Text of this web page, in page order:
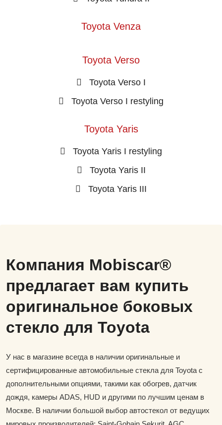
Toyota Venza
Toyota Verso
Toyota Verso I
Toyota Verso I restyling
Toyota Yaris
Toyota Yaris I restyling
Toyota Yaris II
Toyota Yaris III
Компания Mobiscar®
предлагает вам купить
оригинальное боковых
стекло для Toyota
У нас в магазине всегда в наличии оригинальные и
сертифицированные автомобильные стекла для Toyota с
дополнительными опциями, такими как обогрев, датчик
дождя, камеры ADAS, HUD и другими по лучшим ценам в
Москве. В наличии большой выбор автостекол от ведущих